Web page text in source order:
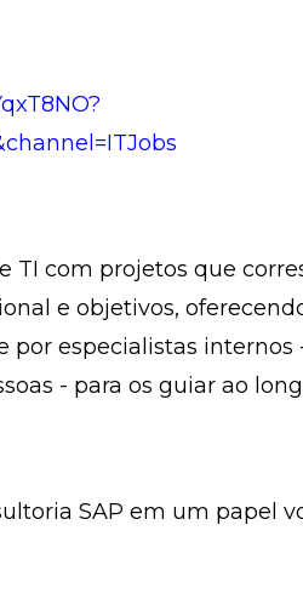
TI com projetos que
e objetivos,
por especialistas internos
- para os guiar ao
SAP em um papel